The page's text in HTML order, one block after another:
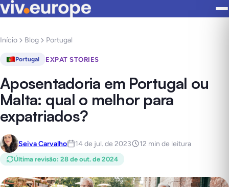
Início Blog Portugal
Portugal EXPAT STORIES
Aposentadoria em Portugal ou
Malta: qual o melhor para
expatriados?
Seiva Carvalho 14 de jul. de 2023 12 min de leitura
Última revisão: 28 de out. de 2024